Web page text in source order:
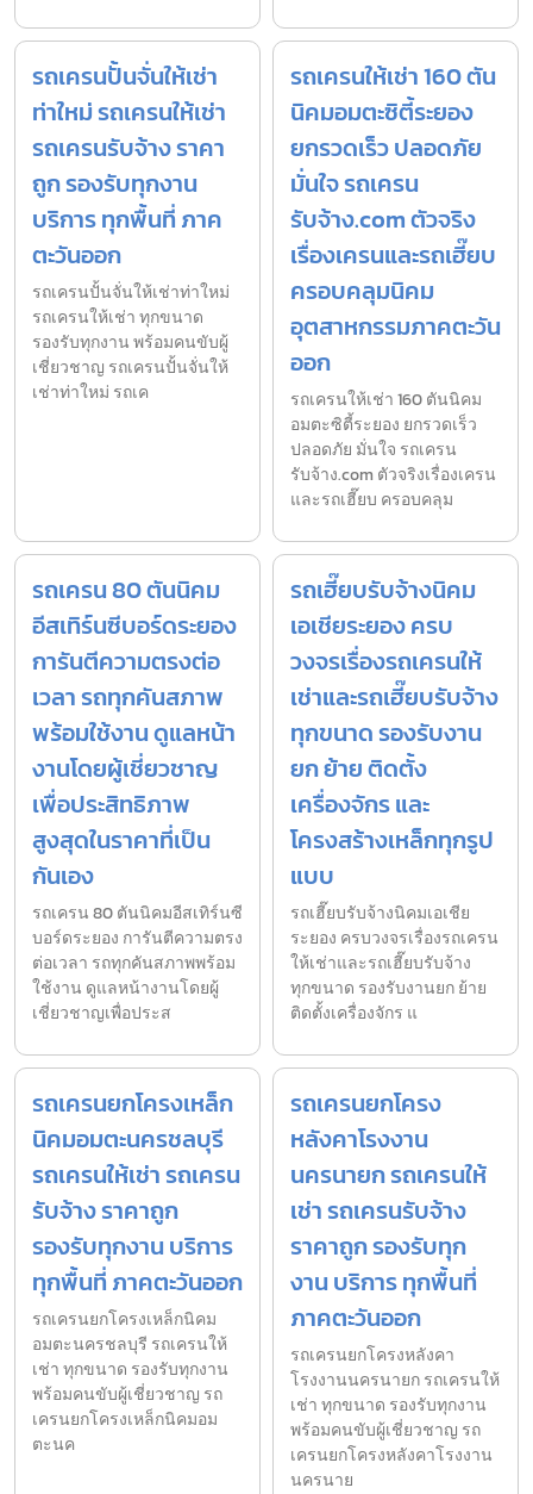
รถเครนปั้นจั่นให้เช่า
ท่าใหม่ รถเครนให้เช่า
รถเครนรับจ้าง ราคา
ถูก รองรับทุกงาน
บริการ ทุกพื้นที่ ภาค
ตะวันออก
รถเครนปั้นจั่นให้เช่าท่าใหม่
รถเครนให้เช่า ทุกขนาด
รองรับทุกงาน พร้อมคนขับผู้
เชี่ยวชาญ รถเครนปั้นจั่นให้
เช่าท่าใหม่ รถเค
รถเครนให้เช่า 160 ตัน
นิคมอมตะซิตี้ระยอง
ยกรวดเร็ว ปลอดภัย
มั่นใจ รถเครน
รับจ้าง.com ตัวจริง
เรื่องเครนและรถเฮี๊ยบ
ครอบคลุมนิคม
อุตสาหกรรมภาคตะวัน
ออก
รถเครนให้เช่า 160 ตันนิคม
อมตะซิตี้ระยอง ยกรวดเร็ว
ปลอดภัย มั่นใจ รถเครน
รับจ้าง.com ตัวจริงเรื่องเครน
และรถเฮี๊ยบ ครอบคลุม
รถเครน 80 ตันนิคม
อีสเทิร์นซีบอร์ดระยอง
การันตีความตรงต่อ
เวลา รถทุกคันสภาพ
พร้อมใช้งาน ดูแลหน้า
งานโดยผู้เชี่ยวชาญ
เพื่อประสิทธิภาพ
สูงสุดในราคาที่เป็น
กันเอง
รถเครน 80 ตันนิคมอีสเทิร์นซี
บอร์ดระยอง การันตีความตรง
ต่อเวลา รถทุกคันสภาพพร้อม
ใช้งาน ดูแลหน้างานโดยผู้
เชี่ยวชาญเพื่อประส
รถเฮี๊ยบรับจ้างนิคม
เอเชียระยอง ครบ
วงจรเรื่องรถเครนให้
เช่าและรถเฮี๊ยบรับจ้าง
ทุกขนาด รองรับงาน
ยก ย้าย ติดตั้ง
เครื่องจักร และ
โครงสร้างเหล็กทุกรูป
แบบ
รถเฮี๊ยบรับจ้างนิคมเอเชีย
ระยอง ครบวงจรเรื่องรถเครน
ให้เช่าและรถเฮี๊ยบรับจ้าง
ทุกขนาด รองรับงานยก ย้าย
ติดตั้งเครื่องจักร แ
รถเครนยกโครงเหล็ก
นิคมอมตะนครชลบุรี
รถเครนให้เช่า รถเครน
รับจ้าง ราคาถูก
รองรับทุกงาน บริการ
ทุกพื้นที่ ภาคตะวันออก
รถเครนยกโครงเหล็กนิคม
อมตะนครชลบุรี รถเครนให้
เช่า ทุกขนาด รองรับทุกงาน
พร้อมคนขับผู้เชี่ยวชาญ รถ
เครนยกโครงเหล็กนิคมอม
ตะนค
รถเครนยกโครง
หลังคาโรงงาน
นครนายก รถเครนให้
เช่า รถเครนรับจ้าง
ราคาถูก รองรับทุก
งาน บริการ ทุกพื้นที่
ภาคตะวันออก
รถเครนยกโครงหลังคา
โรงงานนครนายก รถเครนให้
เช่า ทุกขนาด รองรับทุกงาน
พร้อมคนขับผู้เชี่ยวชาญ รถ
เครนยกโครงหลังคาโรงงาน
นครนาย